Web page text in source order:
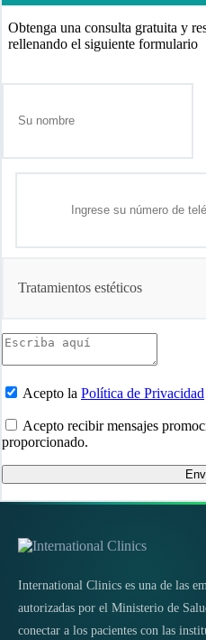
Obtenga una consulta gratuita y
rellenando el siguiente formulario
Tratamientos estéticos
Acepto la Política de Privacidad
Acepto recibir mensajes
proporcionado.
International Clinics es una de las
autorizadas por el Ministerio de
conectar a los pacientes con las